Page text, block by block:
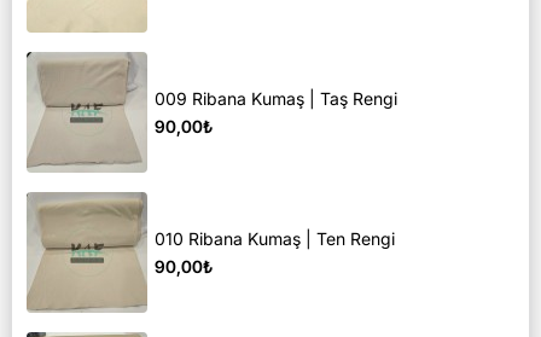
009 Ribana Kumaş | Taş Rengi
90,00₺
010 Ribana Kumaş | Ten Rengi
90,00₺